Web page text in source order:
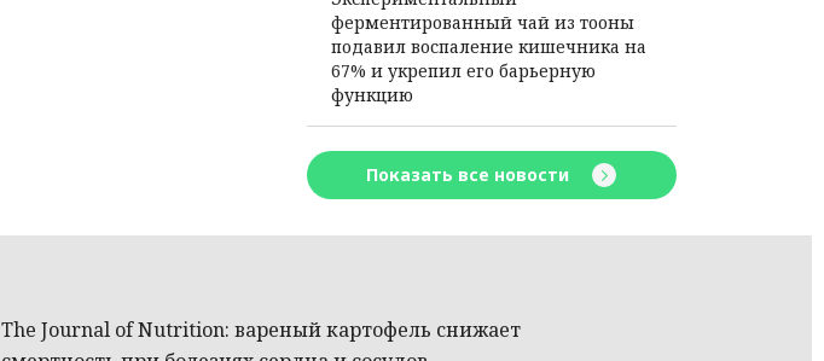
ферментированный чай из тооны
подавил воспаление кишечника на
67% и укрепил его барьерную
функцию
Показать все новости
The Journal of Nutrition: вареный картофель снижает